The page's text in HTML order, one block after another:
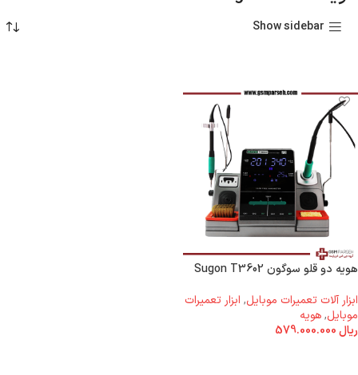
Show sidebar
هویه دو قلو سوگون Sugon T3602
ابزار آلات تعمیرات موبایل, ابزار تعمیرات
موبایل,هویه
ریال